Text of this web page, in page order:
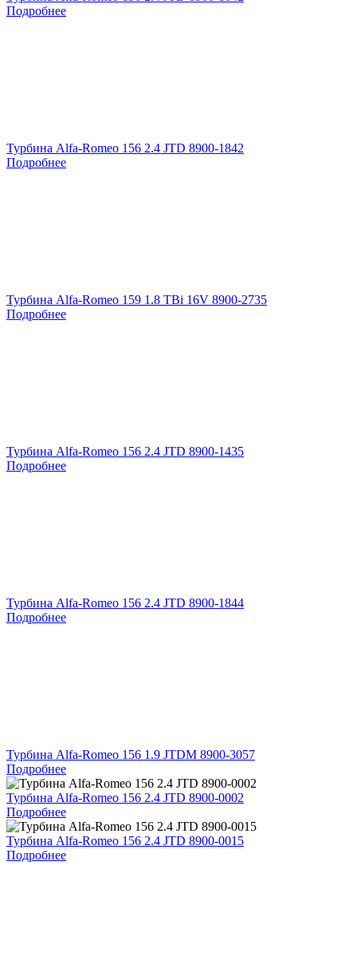
Подробнее
Турбина Alfa-Romeo 156 2.4 JTD 8900-1842
Подробнее
Турбина Alfa-Romeo 159 1.8 TBi 16V 8900-2735
Подробнее
Турбина Alfa-Romeo 156 2.4 JTD 8900-1435
Подробнее
Турбина Alfa-Romeo 156 2.4 JTD 8900-1844
Подробнее
Турбина Alfa-Romeo 156 1.9 JTDM 8900-3057
Подробнее
Турбина Alfa-Romeo 156 2.4 JTD 8900-0002
Подробнее
Турбина Alfa-Romeo 156 2.4 JTD 8900-0015
Подробнее